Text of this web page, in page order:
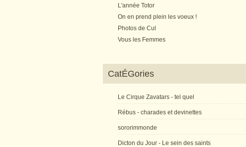
L'année Totor
On en prend plein les voeux !
Photos de Cul
Vous les Femmes
CatÉGories
Le Cirque Zavatars - tel quel
Rébus - charades et devinettes
sororimmonde
Dicton du Jour - Le sein des saints